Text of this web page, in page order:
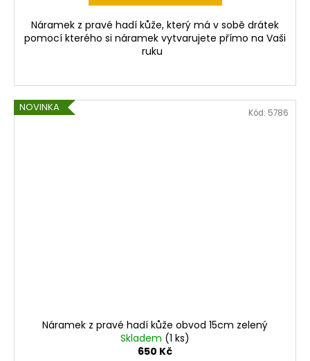
Náramek z pravé hadí kůže, který má v sobě drátek
pomocí kterého si náramek vytvarujete přímo na Vaši
ruku
NOVINKA
Náramek z pravé hadí kůže obvod 15cm zelený
Skladem (1 ks)
650 Kč
Kód: 5786